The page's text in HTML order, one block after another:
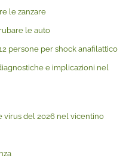
le zanzare
le auto
persone per shock anafilattico
e implicazioni nel
virus del 2026 nel vicentino